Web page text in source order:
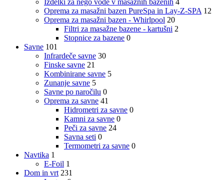
Izdelki za nego vode v masažnih bazenih 4
Oprema za masažni bazen PureSpa in Lay-Z-SPA 12
Oprema za masažni bazen - Whirlpool 20
Filtri za masažne bazene - kartušni 2
Stopnice za bazene 0
Savne 101
Infrardeče savne 30
Finske savne 21
Kombinirane savne 5
Zunanje savne 5
Savne po naročilu 0
Oprema za savne 41
Hidrometri za savne 0
Kamni za savne 0
Peči za savne 24
Savna seti 0
Termometri za savne 0
Navtika 1
E-Foil 1
Dom in vrt 231